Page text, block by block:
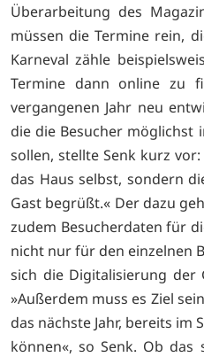
Überarbeitung des
müssen die Termine rein,
Karneval zähle
Termine dann online zu
vergangenen Jahr neu
die die Besucher
sollen, stellte Senk kurz
das Haus selbst, sondern
Gast begrüßt.« Der dazu
zudem Besucherdaten für
nicht nur für den einzelnen
sich die Digitalisierung der
»Außerdem muss es Ziel
das nächste Jahr, bereits
können«, so Senk. Ob